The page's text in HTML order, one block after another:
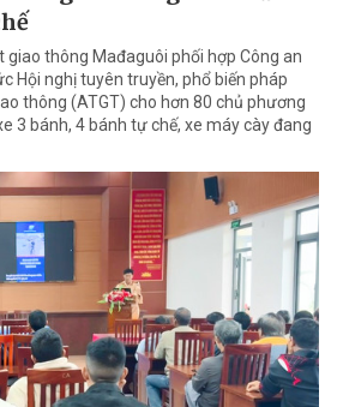
giao thông Mađaguôi phối hợp Công an
Hội nghị tuyên truyền, phổ biến pháp
thông (ATGT) cho hơn 80 chủ phương
3 bánh, 4 bánh tự chế, xe máy cày đang